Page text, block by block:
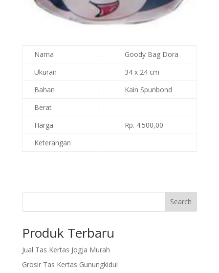
Nama :
Goody Bag Dora
Ukuran
:
34 x 24 cm
Bahan
:
Kain Spunbond
Berat
:
Harga
:
Rp. 4.500,00
Keterangan
:
Search
Produk Terbaru
Jual Tas Kertas Jogja Murah
Grosir Tas Kertas Gunungkidul